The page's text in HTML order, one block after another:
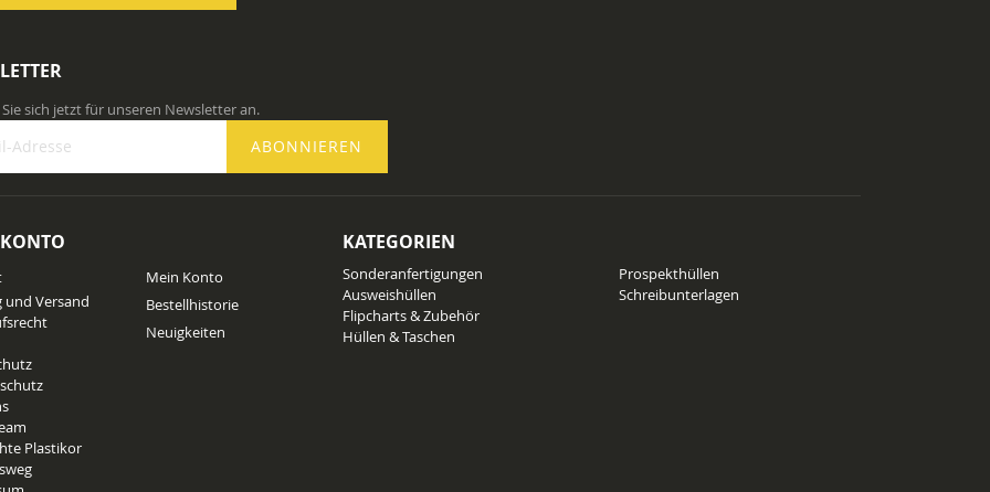
sich jetzt für unseren Newsletter an.
ABONNIEREN
und Versand
Plastikor
Mein Konto
Bestellhistorie
Neuigkeiten
KATEGORIEN
Sonderanfertigungen
Ausweishüllen
Flipcharts & Zubehör
Hüllen & Taschen
Prospekthüllen
Schreibunterlagen